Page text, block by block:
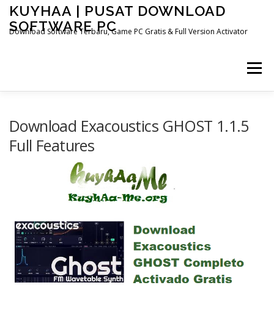
Skip
content
KUYHAA | PUSAT DOWNLOAD
SOFTWARE PC
Download Software Terbaru, Game PC Gratis & Full Version Activator
Menu
OTHER PAGES
Download Exacoustics GHOST 1.1.5
Full Features